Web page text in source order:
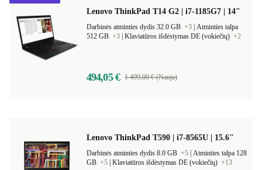
Lenovo ThinkPad T14 G2 | i7-1185G7 | 14"
Darbinės atminties dydis 32.0 GB +3 Atminties talpa
512 GB +3 Klaviatūros išdėstymas DE (vokiečių) +2
494,05 € 1 499,00 € (Nauja)
Lenovo ThinkPad T590 | i7-8565U | 15.6"
Darbinės atminties dydis 8.0 GB +5 Atminties talpa 128
GB +5 Klaviatūros išdėstymas DE (vokiečių) +13